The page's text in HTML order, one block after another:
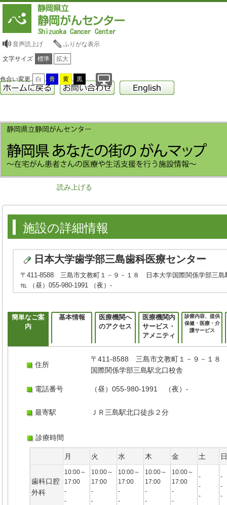
音声読上げ ふりがな表示
文字サイズ 標準 拡大
色合い変更 白 青 黄 黒
読み上げる
施設の詳細情報
日本大学歯学部三島歯科医療センター
〒411-8588 三島市文教町１－９－１８ 日本大学国際関係学部三島
℡ （昼）055-980-1991 （夜）-
簡単なご案
内
基本情報
医療機関へ
のアクセス
医療機関内
サービス・
アメニティ
診療内容、提供
保健・医療・介
護サービス
住所
〒411-8588 三島市文教町１－９－１８
国際関係学部三島駅北口校舎
電話番号 （昼）055-980-1991 （夜）-
最寄駅 ＪＲ三島駅北口徒歩２分
診療時間
月 火 水 木 金 土
歯科口腔
外科
10:00～
17:00
-
-
10:00～
17:00
-
-
10:00～
17:00
-
-
10:00～
17:00
-
-
10:00～
17:00
-
-
-
-
-
-
-
-